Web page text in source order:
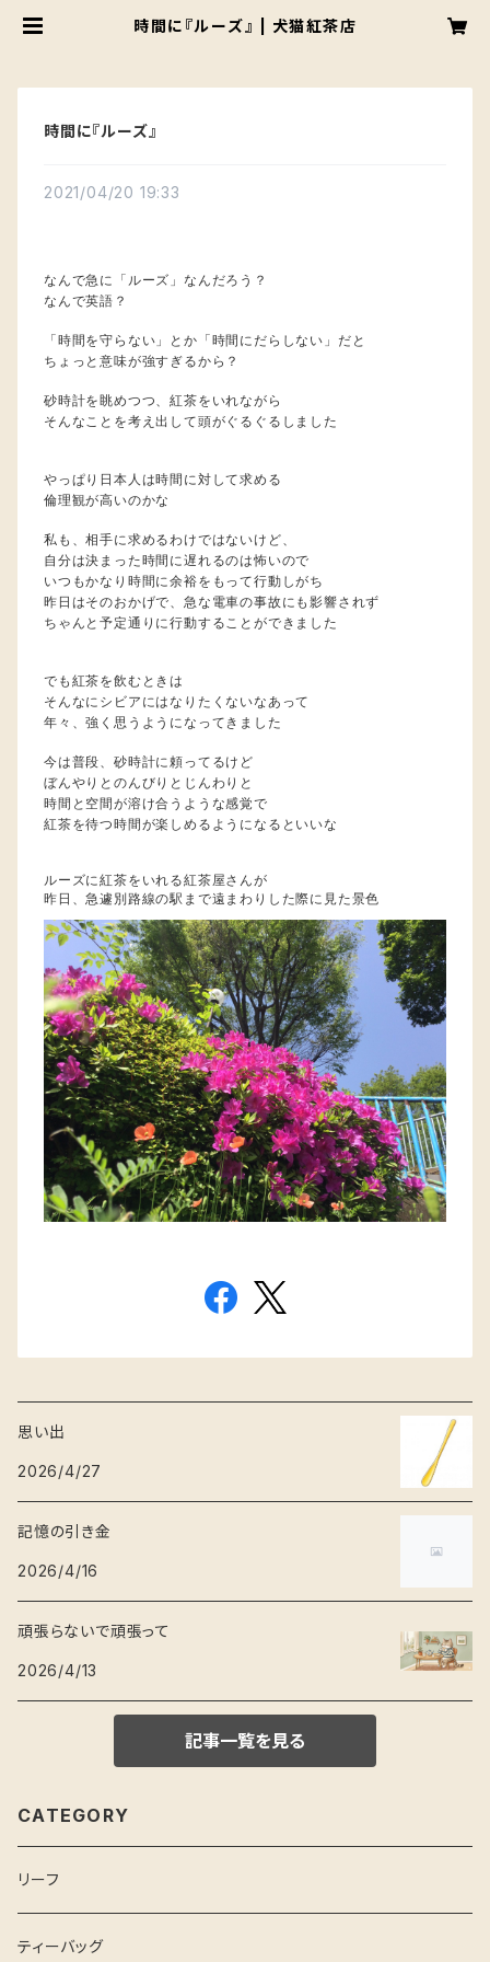
時間に『ルーズ』 | 犬猫紅茶店
時間に『ルーズ』
2021/04/20 19:33
なんで急に「ルーズ」なんだろう？
なんで英語？
「時間を守らない」とか「時間にだらしない」だと
ちょっと意味が強すぎるから？
砂時計を眺めつつ、紅茶をいれながら
そんなことを考え出して頭がぐるぐるしました
やっぱり日本人は時間に対して求める
倫理観が高いのかな
私も、相手に求めるわけではないけど、
自分は決まった時間に遅れるのは怖いので
いつもかなり時間に余裕をもって行動しがち
昨日はそのおかげで、急な電車の事故にも影響されず
ちゃんと予定通りに行動することができました
でも紅茶を飲むときは
そんなにシビアにはなりたくないなあって
年々、強く思うようになってきました
今は普段、砂時計に頼ってるけど
ぼんやりとのんびりとじんわりと
時間と空間が溶け合うような感覚で
紅茶を待つ時間が楽しめるようになるといいな
ルーズに紅茶をいれる紅茶屋さんが
昨日、急遽別路線の駅まで遠まわりした際に見た景色
思い出
2026/4/27
記憶の引き金
2026/4/16
頑張らないで頑張って
2026/4/13
記事一覧を見る
CATEGORY
リーフ
ティーバッグ